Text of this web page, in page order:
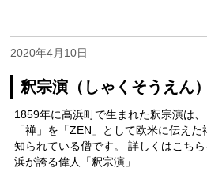
釈宗演（しゃくそうえん
2020年4月10日
1859年に高浜町で生まれた釈宗演は
「禅」を「ZEN」として欧米に伝え
知られている僧です。 詳しくはこち
浜が誇る偉人「釈宗演」